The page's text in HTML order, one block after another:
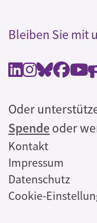
Bleiben Sie mit
Oder
Spendeoder
Rechtliches
Kontakt
Impressum
Datenschutz
Cookie-